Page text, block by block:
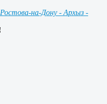
на-Дону - Архыз -